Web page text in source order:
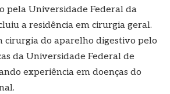
pela Universidade Federal da
a residência em cirurgia geral.
cirurgia do aparelho digestivo pelo
da Universidade Federal de
experiência em doenças do